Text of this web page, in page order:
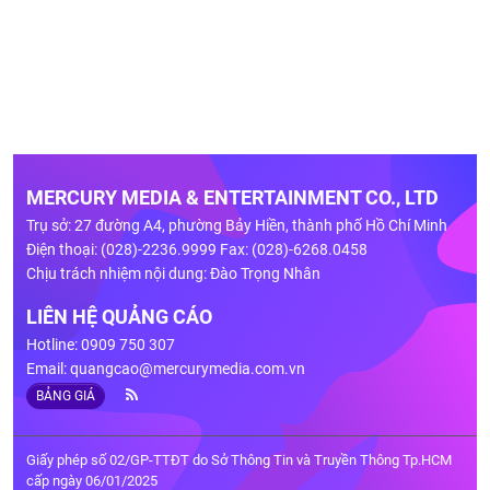
MERCURY MEDIA & ENTERTAINMENT CO., LTD
Trụ sở: 27 đường A4, phường Bảy Hiền, thành phố Hồ Chí Minh
Điện thoại: (028)-2236.9999 Fax: (028)-6268.0458
Chịu trách nhiệm nội dung: Đào Trọng Nhân
LIÊN HỆ QUẢNG CÁO
Hotline: 0909 750 307
Email:quangcao@mercurymedia.com.vn
BẢNG GIÁ
Giấy phép số 02/GP-TTĐT do Sở Thông Tin và Truyền Thông Tp.HCM
cấp ngày 06/01/2025